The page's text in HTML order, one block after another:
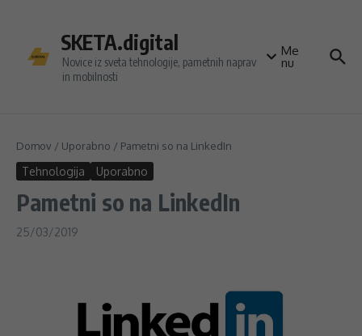
SKETA.digital
Novice iz sveta tehnologije, pametnih naprav
in mobilnosti
Me
nu
Domov / Uporabno / Pametni so na LinkedIn
Tehnologija Uporabno
Pametni so na LinkedIn
25/03/2019